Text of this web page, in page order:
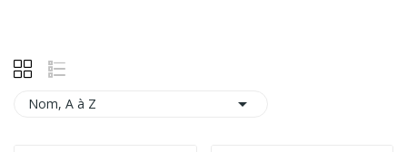
Nom, A à Z 